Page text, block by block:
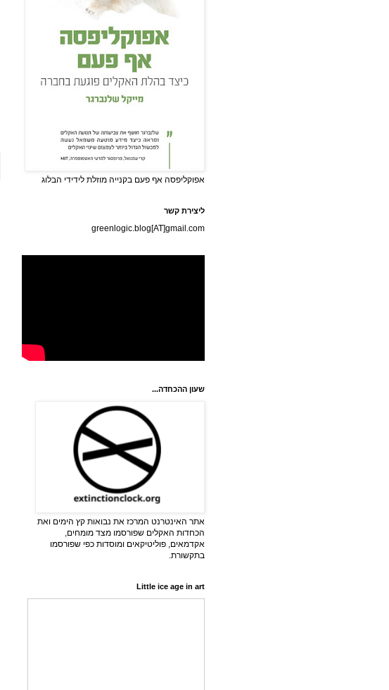
אפוקליפסה אף פעם בקנייה מוזלת לידידי הבלוג
ליצירת קשר
greenlogic.blog[AT]gmail.com
שעון ההכחדה...
אתר האינטרנט המרכז את נבואות קץ הימים ואת
הכחדות האקלים שפורסמו מצד מומחים,
אקדמאים, פוליטיקאים ומוסדות כפי שפורסמו
בתקשורת.
Little ice age in art